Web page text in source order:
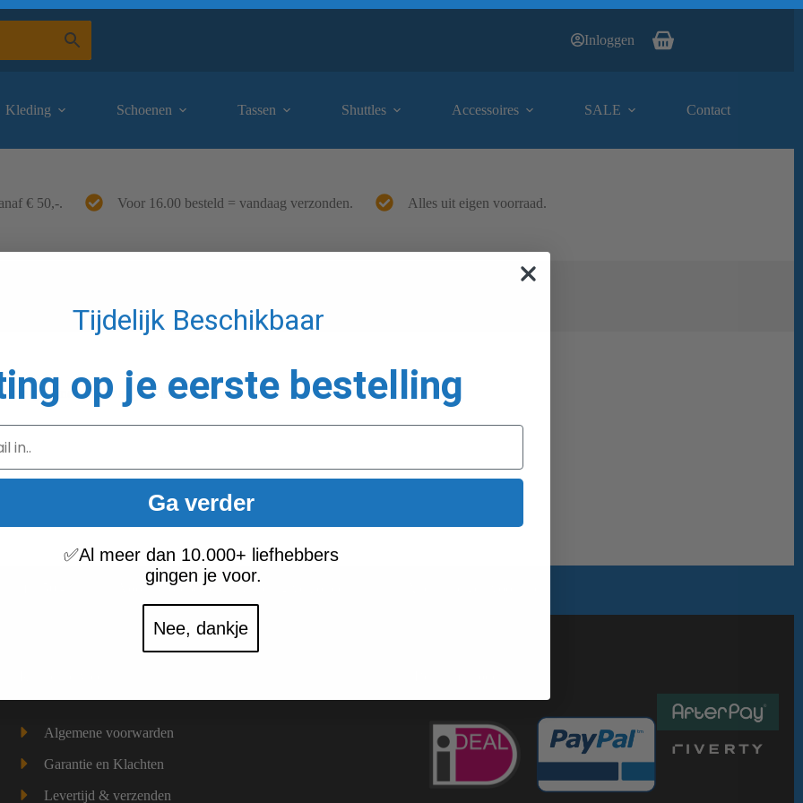
Inloggen Winkelwagen
Kleding Schoenen Tassen Shuttles Accessoires SALE Contact
€ 50,-. Voor 16.00 besteld = vandaag verzonden. Alles uit eigen voorraad.
gevonden die aan je selectie voldoen.
Voor 16.00 besteld = vandaag verzonden
Algemene voorwarden
Garantie en Klachten
Levertijd & verzenden
Tijdelijk Beschikbaar
op je eerste bestelling
Ga verder
✅Al meer dan 10.000+ liefhebbers
gingen je voor.
Nee, dankje